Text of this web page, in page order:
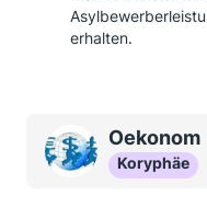
erhalten.
Oekonom
Koryphäe